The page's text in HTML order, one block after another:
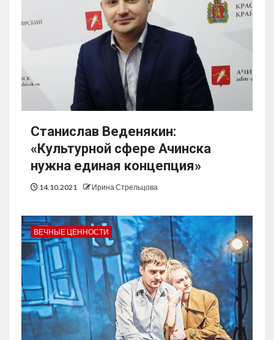
Станислав Веденякин:
«Культурной сфере Ачинска
нужна единая концепция»
14.10.2021 Ирина Стрельцова
ВЕЧНЫЕ ЦЕННОСТИ